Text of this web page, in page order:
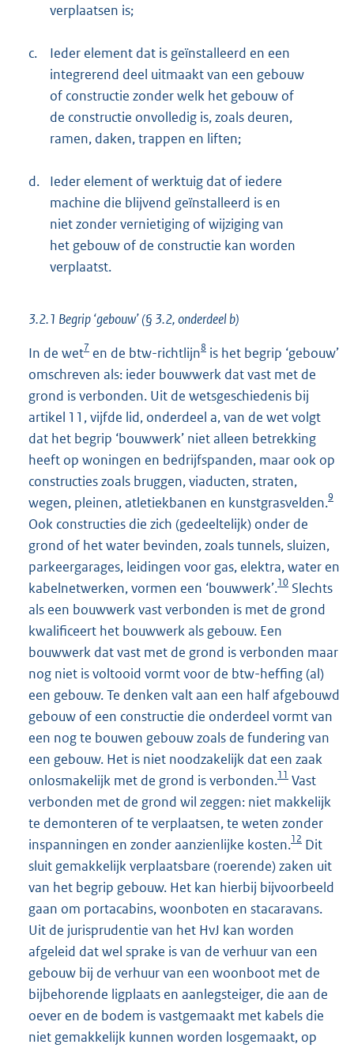
verplaatsen is;
c.
Ieder element dat is geïnstalleerd en een
integrerend deel uitmaakt van een gebouw
of constructie zonder welk het gebouw of
de constructie onvolledig is, zoals deuren,
ramen, daken, trappen en liften;
d.
Ieder element of werktuig dat of iedere
machine die blijvend geïnstalleerd is en
niet zonder vernietiging of wijziging van
het gebouw of de constructie kan worden
verplaatst.
3.2.1 Begrip ‘gebouw’ (§ 3.2, onderdeel b)
In de wet7 en de btw-richtlijn8 is het begrip ‘gebouw’
omschreven als: ieder bouwwerk dat vast met de
grond is verbonden. Uit de wetsgeschiedenis bij
artikel 11, vijfde lid, onderdeel a, van de wet volgt
dat het begrip ‘bouwwerk’ niet alleen betrekking
heeft op woningen en bedrijfspanden, maar ook op
constructies zoals bruggen, viaducten, straten,
wegen, pleinen, atletiekbanen en kunstgrasvelden.9
Ook constructies die zich (gedeeltelijk) onder de
grond of het water bevinden, zoals tunnels, sluizen,
parkeergarages, leidingen voor gas, elektra, water en
kabelnetwerken, vormen een ‘bouwwerk’.10 Slechts
als een bouwwerk vast verbonden is met de grond
kwalificeert het bouwwerk als gebouw. Een
bouwwerk dat vast met de grond is verbonden maar
nog niet is voltooid vormt voor de btw-heffing (al)
een gebouw. Te denken valt aan een half afgebouwd
gebouw of een constructie die onderdeel vormt van
een nog te bouwen gebouw zoals de fundering van
een gebouw. Het is niet noodzakelijk dat een zaak
onlosmakelijk met de grond is verbonden.11 Vast
verbonden met de grond wil zeggen: niet makkelijk
te demonteren of te verplaatsen, te weten zonder
inspanningen en zonder aanzienlijke kosten.12 Dit
sluit gemakkelijk verplaatsbare (roerende) zaken uit
van het begrip gebouw. Het kan hierbij bijvoorbeeld
gaan om portacabins, woonboten en stacaravans.
Uit de jurisprudentie van het HvJ kan worden
afgeleid dat wel sprake is van de verhuur van een
gebouw bij de verhuur van een woonboot met de
bijbehorende ligplaats en aanlegsteiger, die aan de
oever en de bodem is vastgemaakt met kabels die
niet gemakkelijk kunnen worden losgemaakt, op